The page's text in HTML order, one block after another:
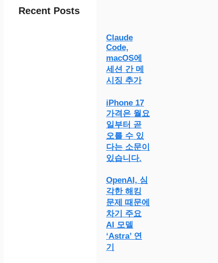
Recent Posts
Claude
Code,
macOS에
세션 간 메
시징 추가
iPhone 17
가격은 월요
일부터 곧
오를 수 있
다는 소문이
있습니다.
OpenAI, 심
각한 해킹
문제 때문에
차기 주요
AI 모델
‘Astra’ 연
기